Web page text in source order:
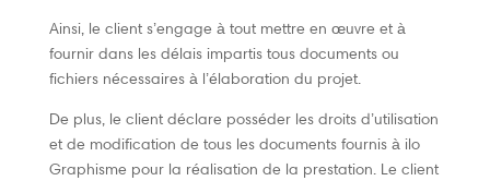
Ainsi, le client s’engage à tout mettre en œuvre et à
fournir dans les délais impartis tous documents ou
fichiers nécessaires à l’élaboration du projet.
De plus, le client déclare posséder les droits d’utilisation
et de modification de tous les documents fournis à ilo
Graphisme pour la réalisation de la prestation. Le client